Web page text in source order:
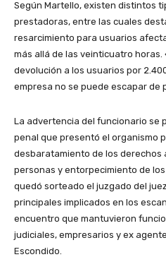
Según Martello, existen distintos
prestadoras, entre las cuales
resarcimiento para usuarios
más allá de las veinticuatro
devolución a los usuarios por
empresa no se puede escapar de
La advertencia del funcionario se
penal que presentó el organismo
desbaratamiento de los derechos
personas y entorpecimiento de
quedó sorteado el juzgado del
principales implicados en los
encuentro que mantuvieron
judiciales, empresarios y ex
Escondido.